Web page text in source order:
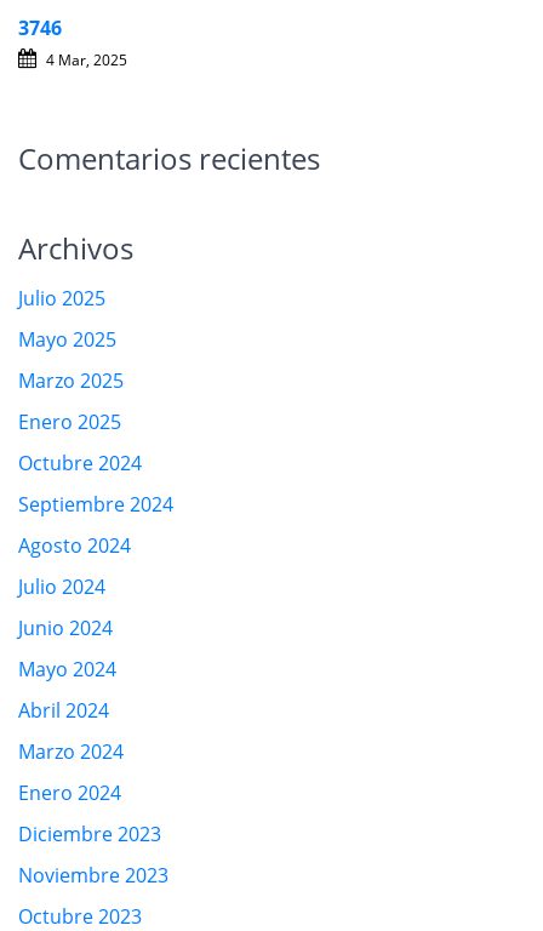
3746
4 Mar, 2025
Comentarios recientes
Archivos
Julio 2025
Mayo 2025
Marzo 2025
Enero 2025
Octubre 2024
Septiembre 2024
Agosto 2024
Julio 2024
Junio 2024
Mayo 2024
Abril 2024
Marzo 2024
Enero 2024
Diciembre 2023
Noviembre 2023
Octubre 2023